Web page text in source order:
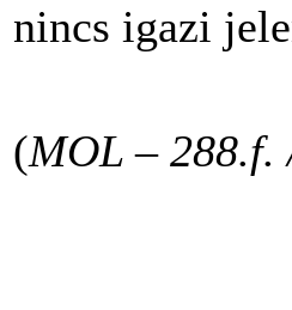
nincs igazi
(MOL – 288.f.